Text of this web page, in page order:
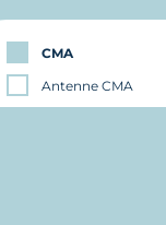
CMA
Antenne CMA